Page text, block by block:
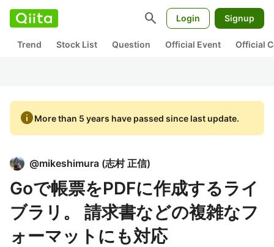
search Login Signup
Trend Stock List Question Official Event Official
infoMore than 5 years have passed since last update.
@mikeshimura (志村 正信)
Goで帳票をPDFに作成するライ
ブラリ。 請求書などの複雑なフ
ォーマットにも対応